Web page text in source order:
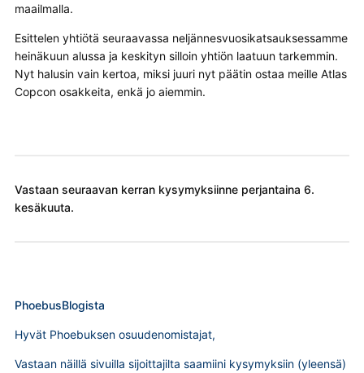
maailmalla.
Esittelen yhtiötä seuraavassa neljännesvuosikatsauksessamme
heinäkuun alussa ja keskityn silloin yhtiön laatuun tarkemmin.
Nyt halusin vain kertoa, miksi juuri nyt päätin ostaa meille Atlas
Copcon osakkeita, enkä jo aiemmin.
Vastaan seuraavan kerran kysymyksiinne perjantaina 6.
kesäkuuta.
PhoebusBlogista
Hyvät Phoebuksen osuudenomistajat,
Vastaan näillä sivuilla sijoittajilta saamiini kysymyksiin (yleensä)